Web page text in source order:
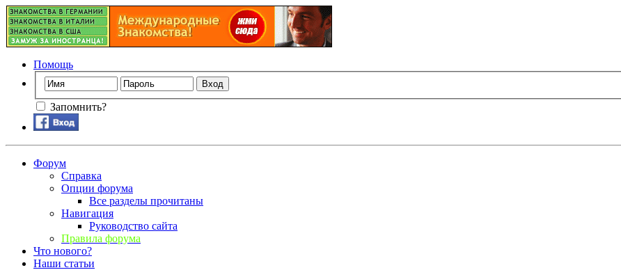
Помощь
Запомнить?
Форум
Справка
Опции форума
Все разделы прочитаны
Навигация
Руководство сайта
Правила форума
Что нового?
Наши статьи